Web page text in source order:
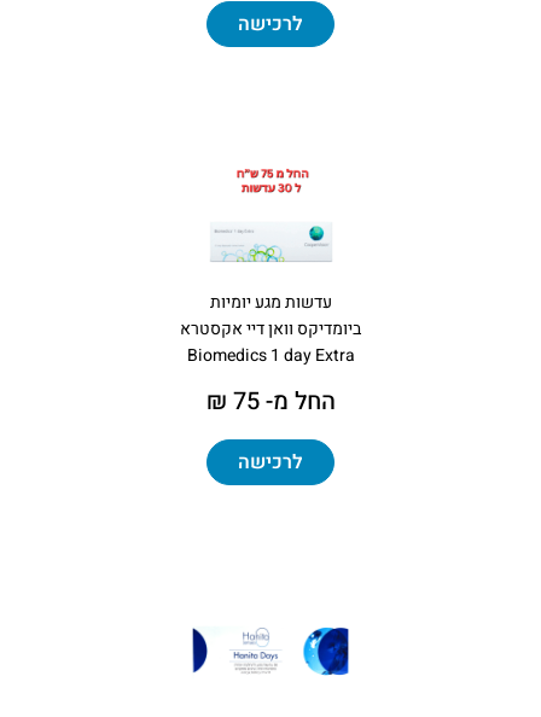
לרכישה
עדשות מגע יומיות
ביומדיקס וואן דיי אקסטרא
Biomedics 1 day Extra
החל מ- 75 ₪
לרכישה